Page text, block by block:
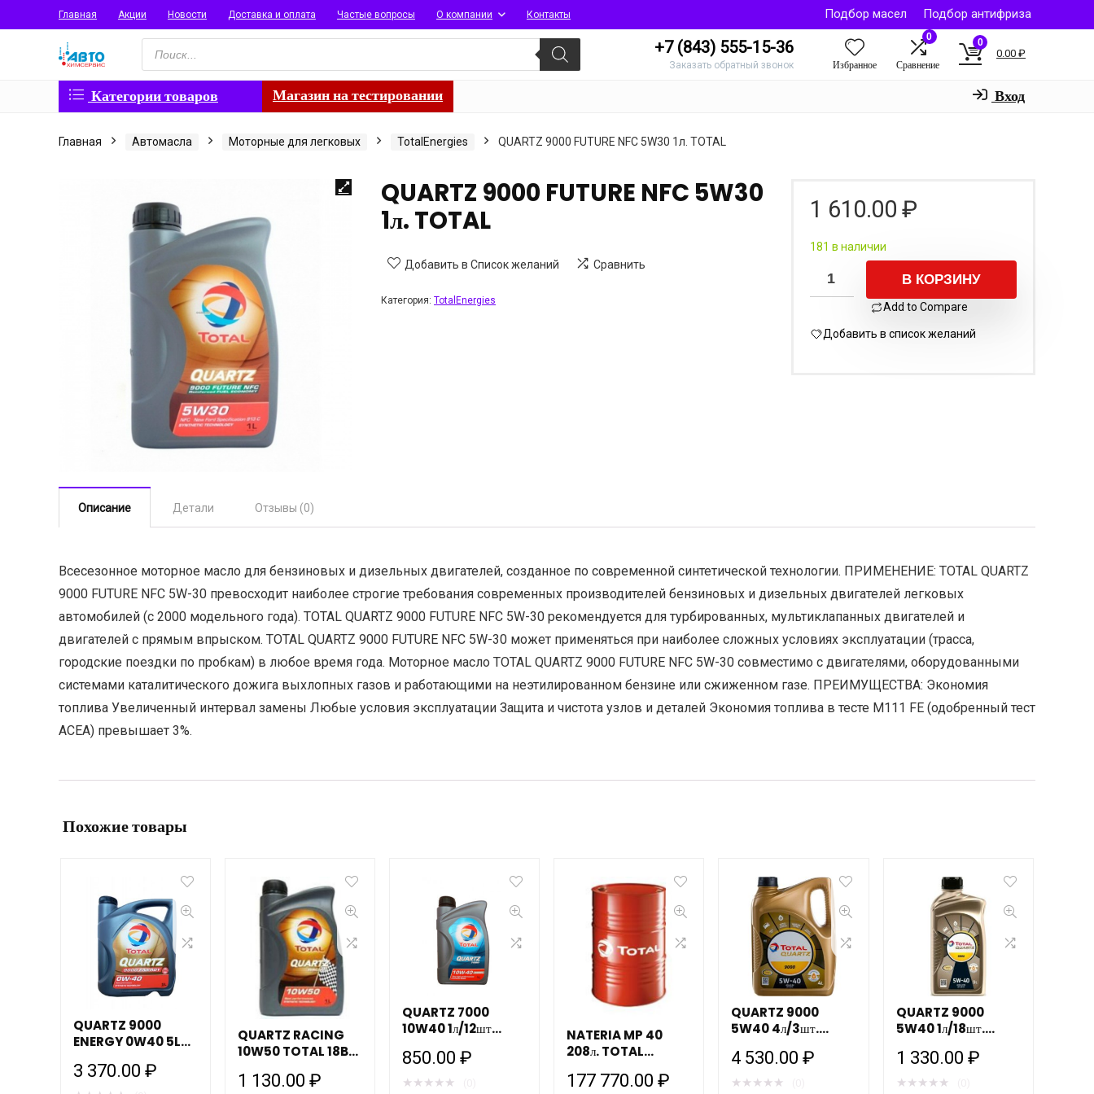
Главная Акции Новости Доставка и оплата Частые вопросы О компании Контакты Подбор масел
Подбор антифриза
Поиск
товаров
+7 (843) 555-15-36
Заказать обратный звонок Избранное
0
Сравнение
0
0.00 ₽
Категории товаров Магазин на тестировании Вход
Главная Автомасла Моторные для легковых TotalEnergies QUARTZ 9000 FUTURE NFC 5W30 1л. TOTAL
QUARTZ 9000 FUTURE NFC 5W30
1л. TOTAL
Добавить в Список желаний Сравнить
Категория: TotalEnergies
1 610.00 ₽
181 в наличии
В КОРЗИНУ
Add to Compare
Добавить в список желаний
Описание Детали Отзывы (0)
Всесезонное моторное масло для бензиновых и дизельных двигателей, созданное по современной синтетической технологии. ПРИМЕНЕНИЕ: TOTAL QUARTZ
9000 FUTURE NFC 5W-30 превосходит наиболее строгие требования современных производителей бензиновых и дизельных двигателей легковых
автомобилей (с 2000 модельного года). TOTAL QUARTZ 9000 FUTURE NFC 5W-30 рекомендуется для турбированных, мультиклапанных двигателей и
двигателей с прямым впрыском. TOTAL QUARTZ 9000 FUTURE NFC 5W-30 может применяться при наиболее сложных условиях эксплуатации (трасса,
городские поездки по пробкам) в любое время года. Моторное масло TOTAL QUARTZ 9000 FUTURE NFC 5W-30 совместимо с двигателями, оборудованными
системами каталитического дожига выхлопных газов и работающими на неэтилированном бензине или сжиженном газе. ПРЕИМУЩЕСТВА: Экономия
топлива Увеличенный интервал замены Любые условия эксплуатации Защита и чистота узлов и деталей Экономия топлива в тесте M111 FE (одобренный тест
ACEA) превышает 3%.
Похожие товары
QUARTZ 9000
ENERGY 0W40 5L
3 370.00 ₽
QUARTZ RACING
10W50 TOTAL 18B1L
1 130.00 ₽
QUARTZ 7000
10W40 1л/12шт
850.00 ₽
★ ★ ★ ★ ★
NATERIA MP 40
208л. TOTAL
177 770.00₽
QUARTZ 9000
5W40 4л/3шт.
4 530.00₽
★ ★ ★ ★ ★
QUARTZ 9000
5W40 1л/18шт.
1 330.00 ₽
★ ★ ★ ★ ★